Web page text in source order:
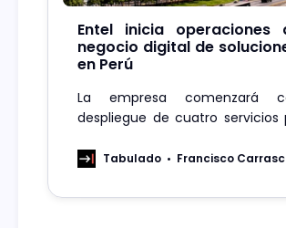
Entel inicia operaciones
negocio digital de
en Perú
La empresa comenzará
despliegue de cuatro servicios
Ciberseguridad y Consultoría
Netsuite
Tabulado Francisco